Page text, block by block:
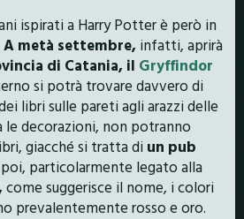
ispirati a Harry Potter è però in
A metà settembre, infatti, aprirà
di Catania, il Gryffindor
si potrà trovare davvero di
libri sulle pareti agli arazzi delle
le decorazioni, non potranno
giacché si tratta di un pub
poi, particolarmente legato alla
come suggerisce il nome, i colori
prevalentemente rosso e oro.